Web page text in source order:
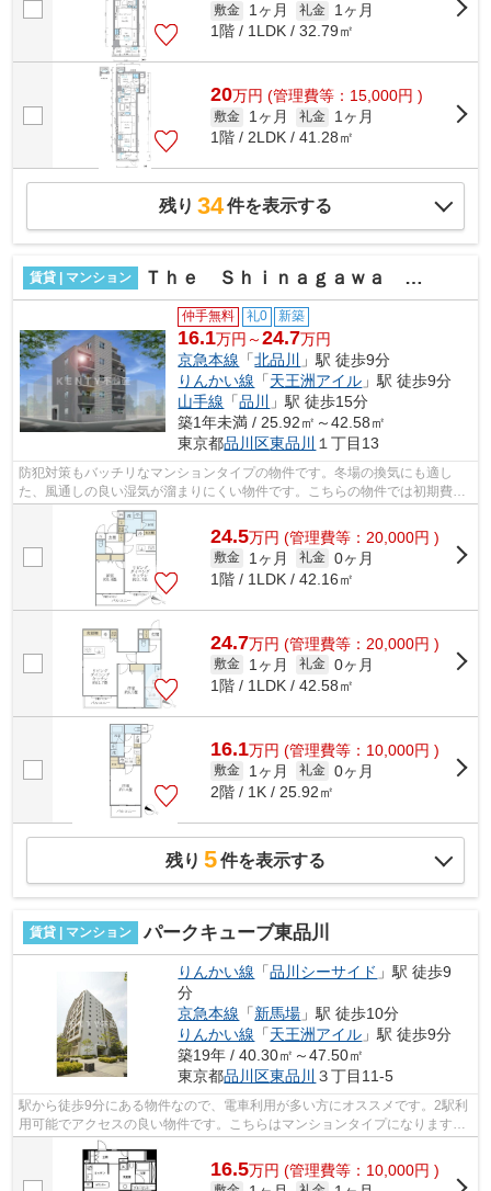
敷金 1ヶ月 礼金
1ヶ月
1階 / 1LDK / 32.79㎡
20万円 (管理費等：15,000円 )
敷金 1ヶ月 礼金
1ヶ月
1階 / 2LDK / 41.28㎡
残り 34件を表示する
賃貸 | マンション Ｔｈｅ Ｓｈｉｎａｇａｗａ Ｅａｓｔ Ｒｅｓｉｄｅｎｃｅ
仲手無料 礼0 新築
16.1万円～24.7万円
京急本線 「北品川
」駅 徒歩9分
りんかい線 「天王洲アイル 」駅 徒歩9分
山手線 「品川
」駅 徒歩15分
築1年未満 / 25.92㎡～42.58㎡
東京都品川区東品川 １丁目13
防犯対策もバッチリなマンションタイプの物件です。冬場の換気にも適し
た、風通しの良い湿気が溜まりにくい物件です。こちらの物件では初期費用
をカードでお支払いいただけます。2駅利...
24.5万円 (管理費等：20,000円 )
敷金 1ヶ月 礼金 0ヶ月
1階 / 1LDK / 42.16㎡
24.7万円 (管理費等：20,000円 )
敷金 1ヶ月 礼金 0ヶ月
1階 / 1LDK / 42.58㎡
16.1万円 (管理費等：10,000円 )
敷金 1ヶ月 礼金 0ヶ月
2階 / 1K / 25.92㎡
残り 5件を表示する
賃貸 | マンション パークキューブ東品川
りんかい線 「品川シーサイド 」駅 徒歩9
分
京急本線 「新馬場 」駅 徒歩10分
りんかい線 「天王洲アイル 」駅 徒歩9分
築19年 / 40.30㎡～47.50㎡
東京都品川区東品川 ３丁目11-5
駅から徒歩9分にある物件なので、電車利用が多い方にオススメです。2駅利
用可能でアクセスの良い物件です。こちらはマンションタイプになります。
敷地内にごみ置き場があります。こち...
16.5万円 (管理費等：10,000円 )